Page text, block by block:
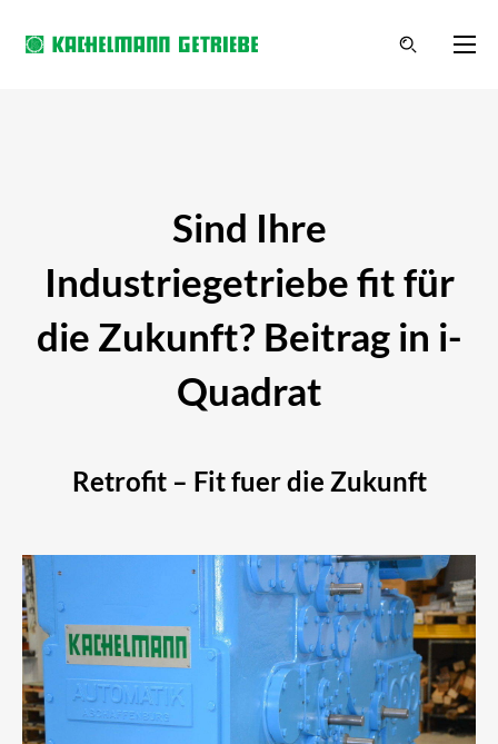
Sind Ihre
Industriegetriebe fit für
die Zukunft? Beitrag in i-
Quadrat
Retrofit – Fit fuer die Zukunft